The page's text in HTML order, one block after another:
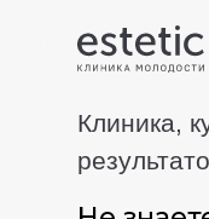
Клиника,